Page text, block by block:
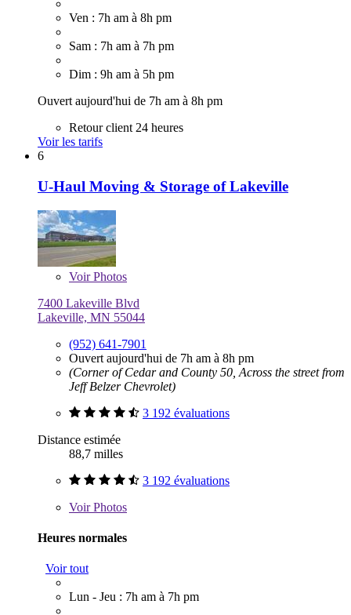
Ven : 7h am à 8h pm
Sam : 7h am à 7h pm
Dim : 9h am à 5h pm
Ouvert aujourd'hui de 7h am à 8h pm
Retour client 24 heures
Voir les tarifs
6
U-Haul Moving & Storage of Lakeville
VoirPhotos
7400 Lakeville Blvd
Lakeville, MN 55044
(952) 641-7901
Ouvert aujourd'hui de 7h am à 8h pm
(Corner of Cedar and County 50, Across the street from
Jeff Belzer Chevrolet)
3 192 évaluations
Distance estimée
88,7 milles
3 192 évaluations
VoirPhotos
Heures normales
Voir tout
Lun - Jeu : 7h am à 7h pm